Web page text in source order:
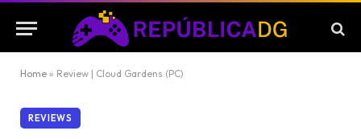
Home » Review | Cloud Gardens (PC)
REVIEWS